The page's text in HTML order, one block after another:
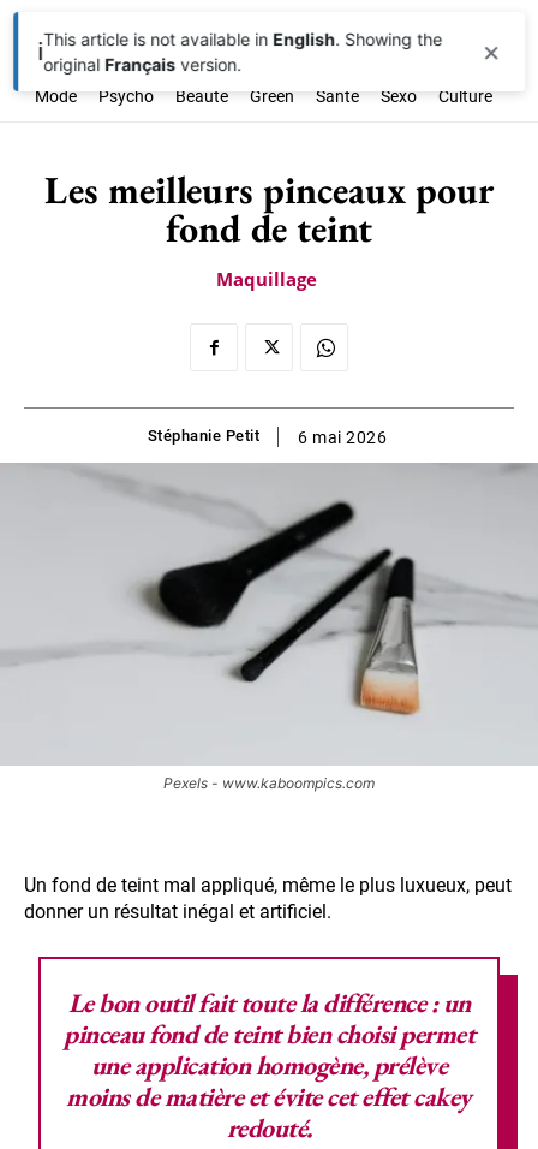
Mode Psycho Beauté Green Santé Sexo Culture
Les meilleurs pinceaux pour
fond de teint
Maquillage
Stéphanie Petit 6 mai 2026
Pexels - www.kaboompics.com
Un fond de teint mal appliqué, même le plus luxueux, peut
donner un résultat inégal et artificiel.
Le bon outil fait toute la différence :un
pinceau fond de teint bien choisipermet
une application homogène, prélève
moins de matière et évite cet effet cakey
redouté.
ℹ️This article is not available in English. Showing the
original Français version. ×